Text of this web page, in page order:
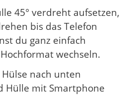
45° verdreht aufsetzen,
bis das Telefon
du ganz einfach
wechseln.
nach unten
Hülle mit Smartphone